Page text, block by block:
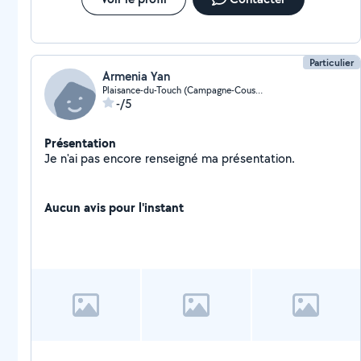
Particulier
Armenia Yan
Plaisance-du-Touch (Campagne-Coustaou)
-/5
Présentation
Je n'ai pas encore renseigné ma présentation.
Aucun avis pour l'instant